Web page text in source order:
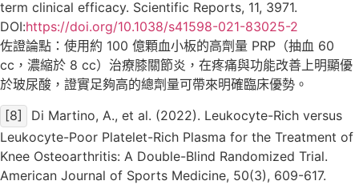
term clinical efficacy. Scientific Reports, 11, 3971.
DOI:https://doi.org/10.1038/s41598-021-83025-2
佐證論點：使用約 100 億顆血小板的高劑量 PRP（抽血 60
cc，濃縮於 8 cc）治療膝關節炎，在疼痛與功能改善上明顯優
於玻尿酸，證實足夠高的總劑量可帶來明確臨床優勢。
[8]
Di Martino, A., et al. (2022). Leukocyte-Rich versus
Leukocyte-Poor Platelet-Rich Plasma for the Treatment of
Knee Osteoarthritis: A Double-Blind Randomized Trial.
American Journal of Sports Medicine, 50(3), 609-617.